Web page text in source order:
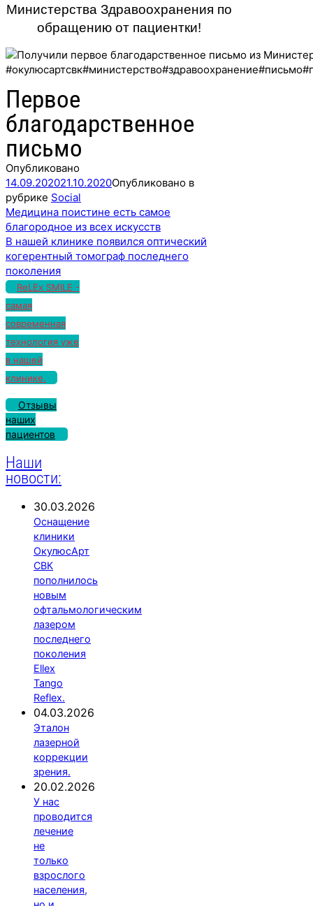
Министерства Здравоохранения по
обращению от пациентки!
Первое
благодарственное
письмо
Опубликовано
14.09.202021.10.2020Опубликовано в
рубрике Social
Навигация
по
записям
Медицина поистине есть самое
благородное из всех искусств
В нашей клинике появился оптический
когерентный томограф последнего
поколения
ReLEx SMILE -
самая
современная
технология уже
в нашей
клинике.
Отзывы
наших
пациентов
Наши
новости:
30.03.2026
Оснащение
клиники
ОкулюсАрт
СВК
пополнилось
новым
офтальмологическим
лазером
последнего
поколения
Ellex
Tango
Reflex.
04.03.2026
Эталон
лазерной
коррекции
зрения.
20.02.2026
У нас
проводится
лечение
не
только
взрослого
населения,